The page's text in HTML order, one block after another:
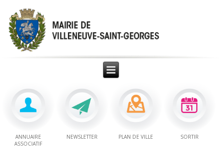
ANNUAIRE
ASSOCIATIF
NEWSLETTER PLAN DE VILLE SORTIR